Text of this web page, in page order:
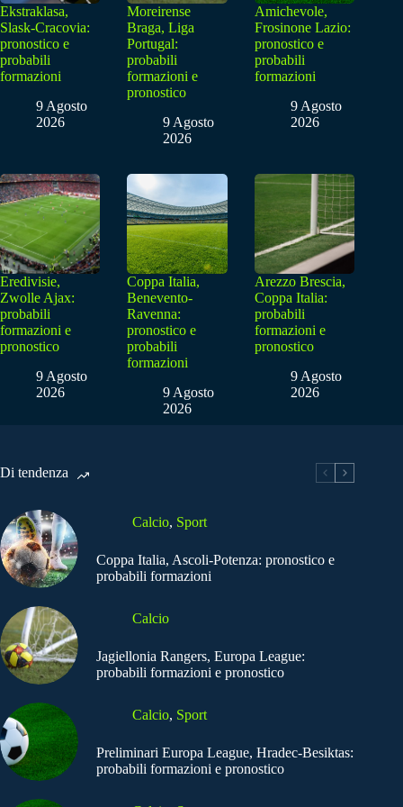
Ekstraklasa,
Slask-Cracovia:
pronostico e
probabili
formazioni
9 Agosto
2026
Moreirense
Braga, Liga
Portugal:
probabili
formazioni e
pronostico
9 Agosto
2026
Amichevole,
Frosinone Lazio:
pronostico e
probabili
formazioni
9 Agosto
2026
Eredivisie,
Zwolle Ajax:
probabili
formazioni e
pronostico
9 Agosto
2026
Coppa Italia,
Benevento-
Ravenna:
pronostico e
probabili
formazioni
9 Agosto
2026
Arezzo Brescia,
Coppa Italia:
probabili
formazioni e
pronostico
9 Agosto
2026
Di tendenza
Calcio, Sport
Coppa Italia, Ascoli-Potenza: pronostico e
probabili formazioni
Calcio
Jagiellonia Rangers, Europa League:
probabili formazioni e pronostico
Calcio, Sport
Preliminari Europa League, Hradec-Besiktas:
probabili formazioni e pronostico